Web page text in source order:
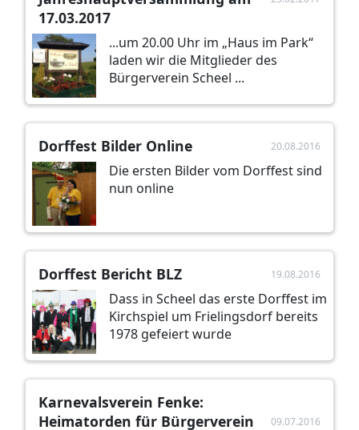
17.03.2017
...um 20.00 Uhr im „Haus im Park“
laden wir die Mitglieder des
Bürgerverein Scheel ...
Dorffest Bilder Online 20.08.2016
Die ersten Bilder vom Dorffest sind
nun online
Dorffest Bericht BLZ 19.08.2016
Dass in Scheel das erste Dorffest im
Kirchspiel um Frielingsdorf bereits
1978 gefeiert wurde
Karnevalsverein Fenke:
Heimatorden für Bürgerverein
09.07.2016